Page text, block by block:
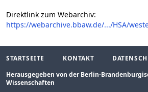
Direktlink zum Webarchiv:
https://webarchive.bbaw.de/.../HSA/
STARTSEITE KONTAKT
Herausgegeben von der Berlin-
Wissenschaften